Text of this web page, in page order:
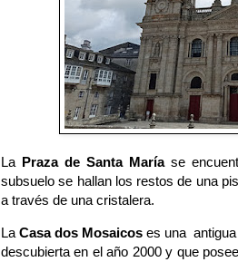
La Praza de Santa María se
subsuelo se hallan los restos de una
a través de una cristalera.
LaCasa dos Mosaicos es una
descubierta en el año 2000 y que